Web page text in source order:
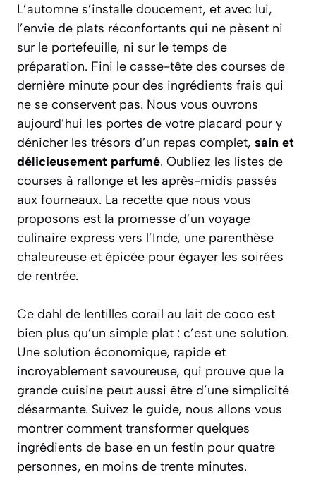
L’automne s’installe doucement, et avec lui,
l’envie de plats réconfortants qui ne pèsent ni
sur le portefeuille, ni sur le temps de
préparation. Fini le casse-tête des courses de
dernière minute pour des ingrédients frais qui
ne se conservent pas. Nous vous ouvrons
aujourd’hui les portes de votre placard pour y
dénicher les trésors d’un repas complet, sain et
délicieusement parfumé. Oubliez les listes de
courses à rallonge et les après-midis passés
aux fourneaux. La recette que nous vous
proposons est la promesse d’un voyage
culinaire express vers l’Inde, une parenthèse
chaleureuse et épicée pour égayer les soirées
de rentrée.
Ce dahl de lentilles corail au lait de coco est
bien plus qu’un simple plat : c’est une solution.
Une solution économique, rapide et
incroyablement savoureuse, qui prouve que la
grande cuisine peut aussi être d’une simplicité
désarmante. Suivez le guide, nous allons vous
montrer comment transformer quelques
ingrédients de base en un festin pour quatre
personnes, en moins de trente minutes.